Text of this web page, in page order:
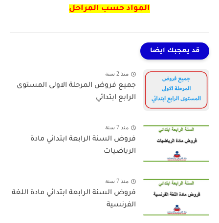
المواد حسب المراحل
قد يعجبك ايضا
منذ 2 سنة
جميع فروض المرحلة الاولى المستوى
الرابع ابتدائي
منذ 7 سنة
فروض السنة الرابعة ابتدائي مادة
الرياضيات
منذ 7 سنة
فروض السنة الرابعة ابتدائي مادة اللغة
الفرنسية